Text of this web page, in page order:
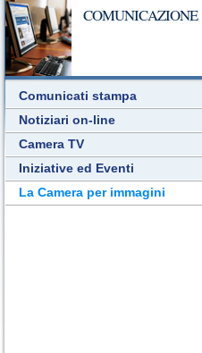
COMUNICAZIONE
Comunicati stampa
Notiziari on-line
Camera TV
Iniziative ed Eventi
La Camera per immagini